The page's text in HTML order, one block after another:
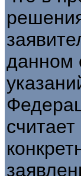
данном